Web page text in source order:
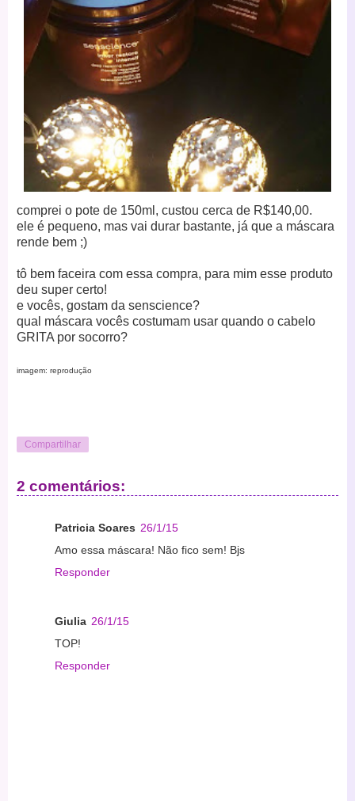
comprei o pote de 150ml, custou cerca de R$140,00.
ele é pequeno, mas vai durar bastante, já que a máscara
rende bem ;)
tô bem faceira com essa compra, para mim esse produto
deu super certo!
e vocês, gostam da senscience?
qual máscara vocês costumam usar quando o cabelo
GRITA por socorro?
imagem: reprodução
Compartilhar
2 comentários:
Patricia Soares 26/1/15
Amo essa máscara! Não fico sem! Bjs
Responder
Giulia 26/1/15
TOP!
Responder